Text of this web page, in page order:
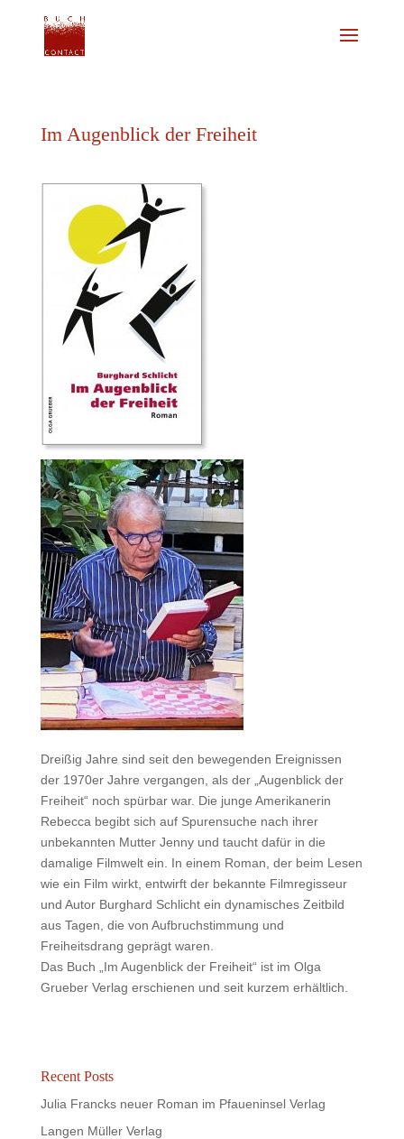
Im Augenblick der Freiheit
Dreißig Jahre sind seit den bewegenden Ereignissen
der 1970er Jahre vergangen, als der „Augenblick der
Freiheit“ noch spürbar war. Die junge Amerikanerin
Rebecca begibt sich auf Spurensuche nach ihrer
unbekannten Mutter Jenny und taucht dafür in die
damalige Filmwelt ein. In einem Roman, der beim Lesen
wie ein Film wirkt, entwirft der bekannte Filmregisseur
und Autor Burghard Schlicht ein dynamisches Zeitbild
aus Tagen, die von Aufbruchstimmung und
Freiheitsdrang geprägt waren.
Das Buch „Im Augenblick der Freiheit“ ist im Olga
Grueber Verlag erschienen und seit kurzem erhältlich.
Recent Posts
Julia Francks neuer Roman im Pfaueninsel Verlag
Langen Müller Verlag